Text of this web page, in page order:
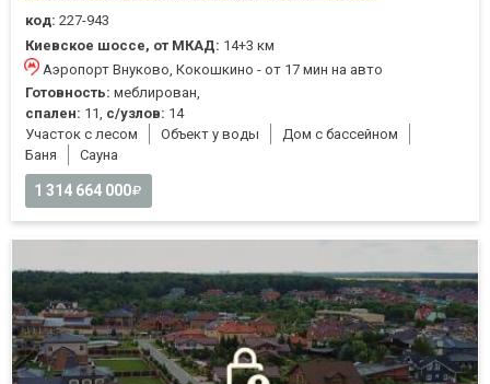
код: 227-943
Киевское шоссе, от МКАД: 14+3 км
Аэропорт Внуково, Кокошкино - от 17 мин на авто
Готовность: меблирован,
спален: 11, с/узлов: 14
Участок с лесом
Объект у воды
Дом с бассейном
Баня
Cауна
1 314 664 000